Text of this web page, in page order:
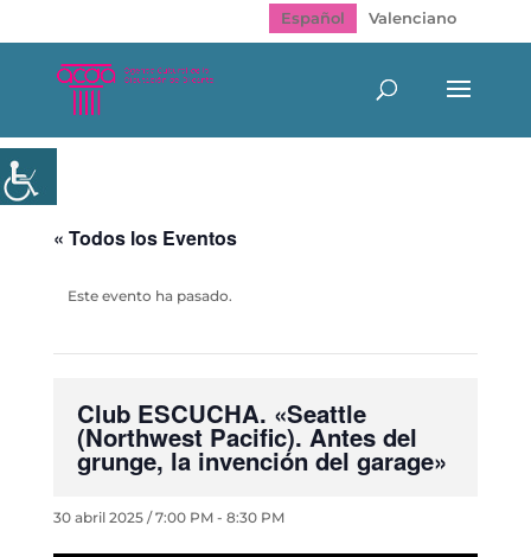
Español Valenciano
« Todos los Eventos
Este evento ha pasado.
Club ESCUCHA. «Seattle
(Northwest Pacific). Antes del
grunge, la invención del garage»
30 abril 2025 / 7:00 PM- 8:30 PM